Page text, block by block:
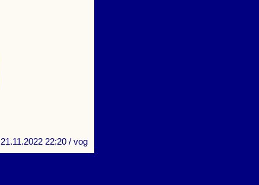
21.11.2022 22:20 / vog